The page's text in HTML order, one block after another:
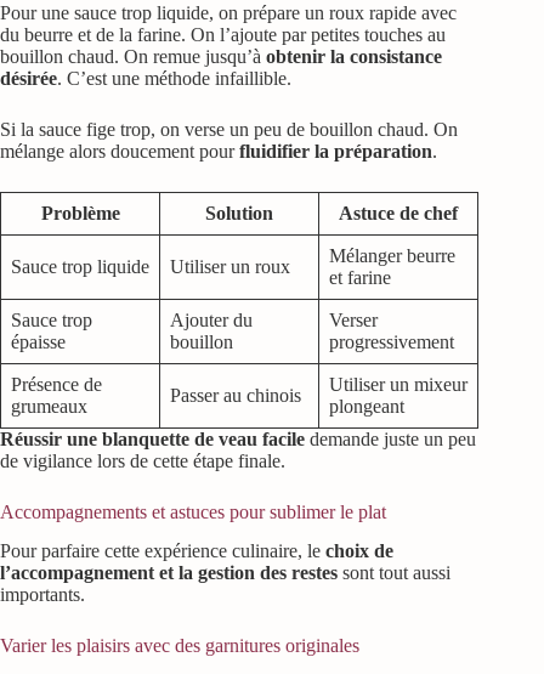
Pour une sauce trop liquide, on prépare un roux rapide avec
du beurre et de la farine. On l’ajoute par petites touches au
bouillon chaud. On remue jusqu’à obtenir la consistance
désirée. C’est une méthode infaillible.
Si la sauce fige trop, on verse un peu de bouillon chaud. On
mélange alors doucement pourfluidifier la préparation.
Problème Solution Astuce de chef
Sauce trop liquide Utiliser un roux
Mélanger beurre
et farine
Sauce trop
épaisse
Ajouter du
bouillon
Verser
progressivement
Présence de
grumeaux
Passer au chinois
Utiliser un mixeur
plongeant
Réussir une blanquette de veau facile demande juste un peu
de vigilance lors de cette étape finale.
Accompagnements et astuces pour sublimer le plat
Pour parfaire cette expérience culinaire, le choix de
l’accompagnement et la gestion des restes sont tout aussi
importants.
Varier les plaisirs avec des garnitures originales